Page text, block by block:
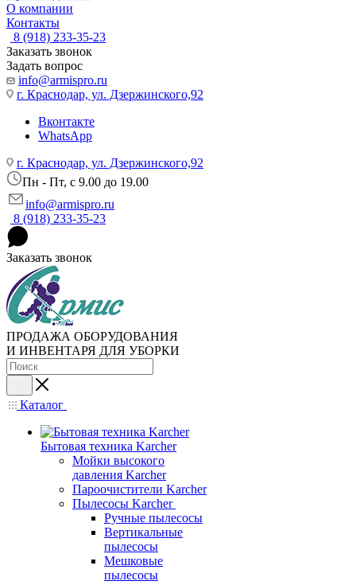
О компании
Контакты
8 (918) 233-35-23
Заказать звонок
Задать вопрос
info@armispro.ru
г. Краснодар, ул. Дзержинского,92
Вконтакте
WhatsApp
г. Краснодар, ул. Дзержинского,92
Пн - Пт, c 9.00 до 19.00
info@armispro.ru
8 (918) 233-35-23
Заказать звонок
ПРОДАЖА ОБОРУДОВАНИЯ
И ИНВЕНТАРЯ ДЛЯ УБОРКИ
Каталог
Бытовая техника Karcher
Мойки высокого
давления Karcher
Пароочистители Karcher
Пылесосы Karcher
Ручные пылесосы
Вертикальные
пылесосы
Мешковые
пылесосы